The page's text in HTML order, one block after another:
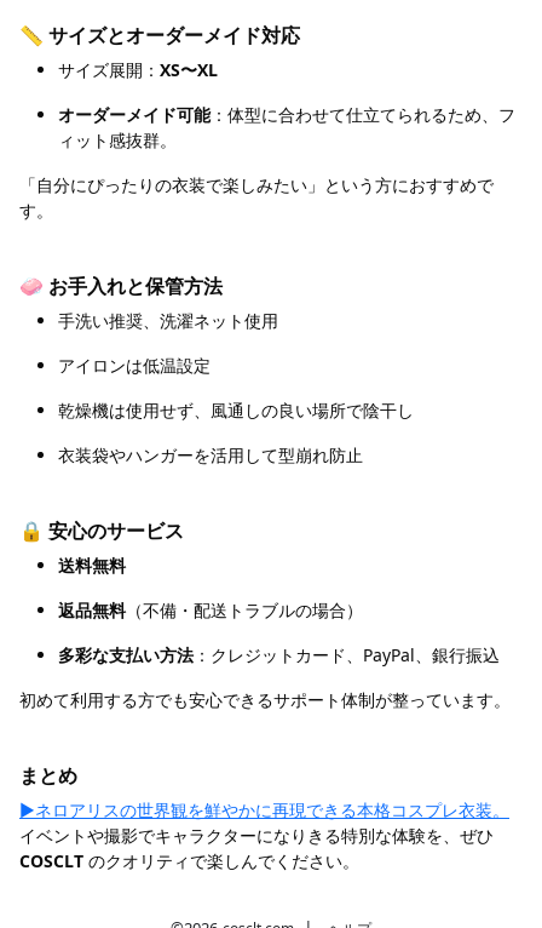
📏 サイズとオーダーメイド対応
サイズ展開： XS〜XL
オーダーメイド可能：体型に合わせて仕立てられるため、フ
ィット感抜群。
「自分にぴったりの衣装で楽しみたい」という方におすすめで
す。
🧼 お手入れと保管方法
手洗い推奨、洗濯ネット使用
アイロンは低温設定
乾燥機は使用せず、風通しの良い場所で陰干し
衣装袋やハンガーを活用して型崩れ防止
🔒 安心のサービス
送料無料
返品無料（不備・配送トラブルの場合）
多彩な支払い方法 ：クレジットカード、PayPal、銀行振込
初めて利用する方でも安心できるサポート体制が整っています。
まとめ
▶️ネロアリスの世界観を鮮やかに再現できる本格コスプレ衣装。
イベントや撮影でキャラクターになりきる特別な体験を、ぜひ
COSCLT のクオリティで楽しんでください。